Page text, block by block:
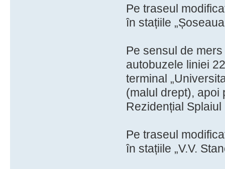
Pe traseul
în stațiile
Pe sensul de
autobuzele liniei
terminal
(malul drept), apoi
Rezidențial Splaiul
Pe traseul
în stațiile „V.V.